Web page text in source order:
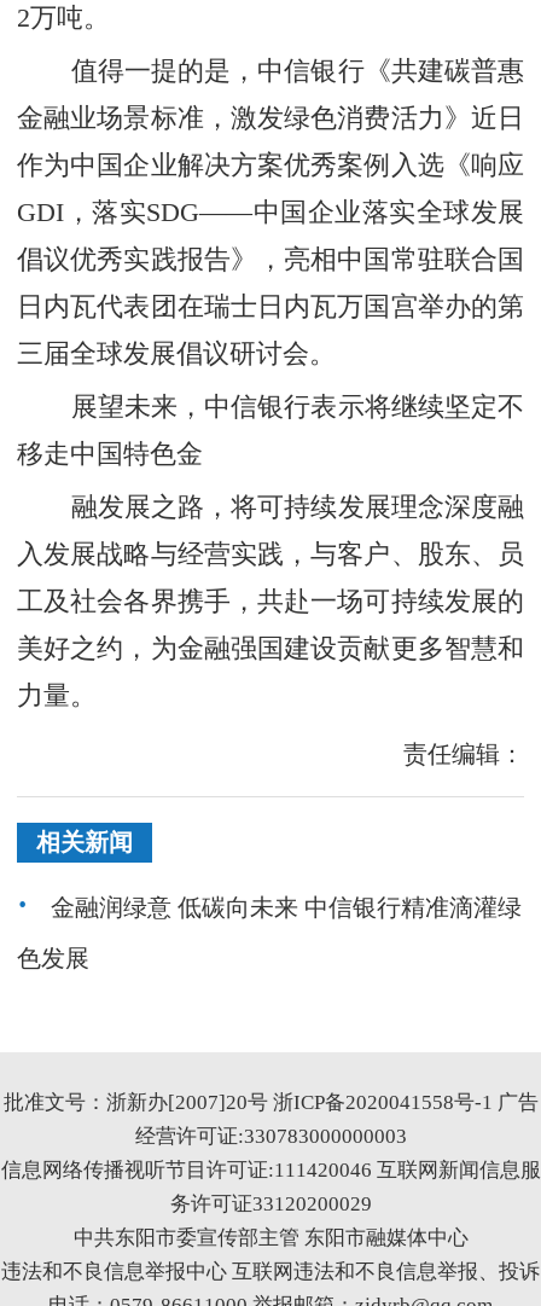
2万吨。
值得一提的是，中信银行《共建碳普惠
金融业场景标准，激发绿色消费活力》近日
作为中国企业解决方案优秀案例入选《响应
GDI，落实SDG——中国企业落实全球发展
倡议优秀实践报告》，亮相中国常驻联合国
日内瓦代表团在瑞士日内瓦万国宫举办的第
三届全球发展倡议研讨会。
展望未来，中信银行表示将继续坚定不
移走中国特色金
融发展之路，将可持续发展理念深度融
入发展战略与经营实践，与客户、股东、员
工及社会各界携手，共赴一场可持续发展的
美好之约，为金融强国建设贡献更多智慧和
力量。
责任编辑：
相关新闻
金融润绿意 低碳向未来 中信银行精准滴灌绿
色发展
批准文号：浙新办[2007]20号 浙ICP备2020041558号-1 广告
经营许可证:330783000000003
信息网络传播视听节目许可证:111420046 互联网新闻信息服
务许可证33120200029
中共东阳市委宣传部主管 东阳市融媒体中心
违法和不良信息举报中心 互联网违法和不良信息举报、投诉